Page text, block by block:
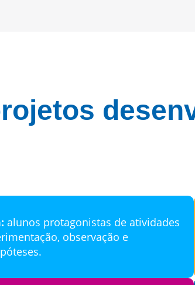
alunos protagonistas de atividades
observação e